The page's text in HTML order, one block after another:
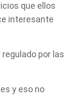
que ellos
interesante
por las
y eso no